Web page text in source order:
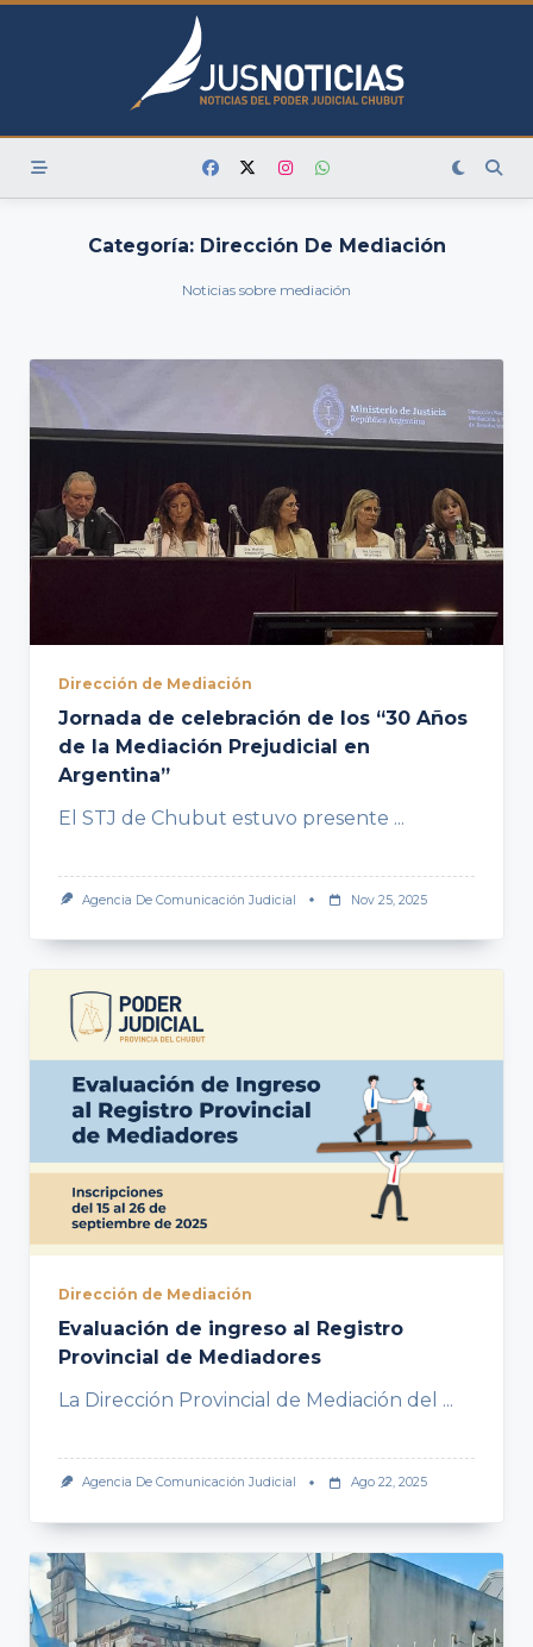
Skip
Categoría: Dirección De Mediación
Noticias sobre mediación
Dirección de Mediación
Jornada de celebración de los “30 Años
de la Mediación Prejudicial en
Argentina”
El STJ de Chubut estuvo presente ...
Agencia De Comunicación Judicial Nov 25, 2025
Dirección de Mediación
Evaluación de ingreso al Registro
Provincial de Mediadores
La Dirección Provincial de Mediación del ...
Agencia De Comunicación Judicial Ago 22, 2025